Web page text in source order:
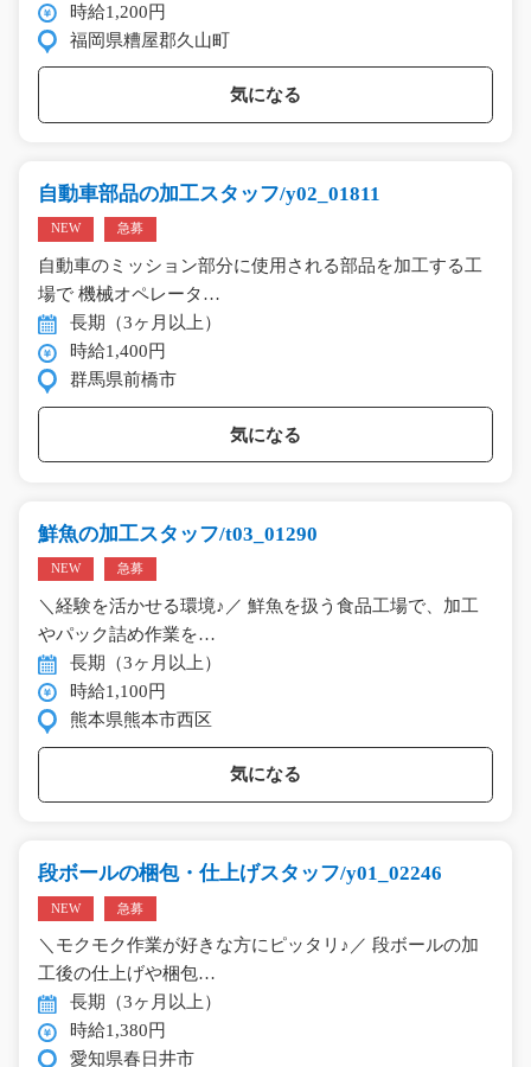
時給1,200円
福岡県糟屋郡久山町
気になる
自動車部品の加工スタッフ/y02_01811
NEW 急募
自動車のミッション部分に使用される部品を加工する工
場で 機械オペレータ…
長期（3ヶ月以上）
時給1,400円
群馬県前橋市
気になる
鮮魚の加工スタッフ/t03_01290
NEW 急募
＼経験を活かせる環境♪／ 鮮魚を扱う食品工場で、加工
やパック詰め作業を…
長期（3ヶ月以上）
時給1,100円
熊本県熊本市西区
気になる
段ボールの梱包・仕上げスタッフ/y01_02246
NEW 急募
＼モクモク作業が好きな方にピッタリ♪／ 段ボールの加
工後の仕上げや梱包…
長期（3ヶ月以上）
時給1,380円
愛知県春日井市